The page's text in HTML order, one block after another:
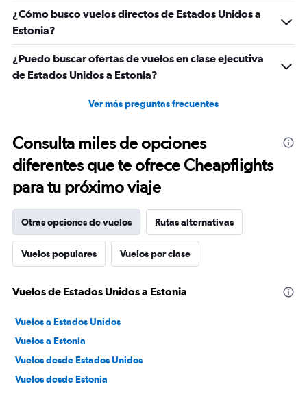
1200.
¿Cómo busco vuelos directos de Estados Unidos a
Estonia?
¿Puedo buscar ofertas de vuelos en clase ejecutiva
de Estados Unidos a Estonia?
Ver más preguntas frecuentes
Consulta miles de opciones
diferentes que te ofrece Cheapflights
para tu próximo viaje
Otras opciones de vuelos Rutas alternativas
Vuelos populares Vuelos por clase
Vuelos de Estados Unidos a Estonia
Vuelos a Estados Unidos
Vuelos a Estonia
Vuelos desde Estados Unidos
Vuelos desde Estonia